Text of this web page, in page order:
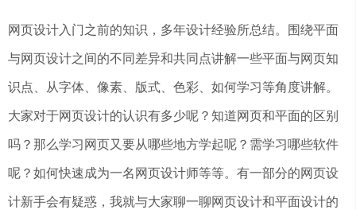
网页设计入门之前的知识，多年设计经验所总结。围绕平面
与网页设计之间的不同差异和共同点讲解一些平面与网页知
识点、从字体、像素、版式、色彩、如何学习等角度讲解。
大家对于网页设计的认识有多少呢？知道网页和平面的区别
吗？那么学习网页又要从哪些地方学起呢？需学习哪些软件
呢？如何快速成为一名网页设计师等等。有一部分的网页设
计新手会有疑惑，我就与大家聊一聊网页设计和平面设计的